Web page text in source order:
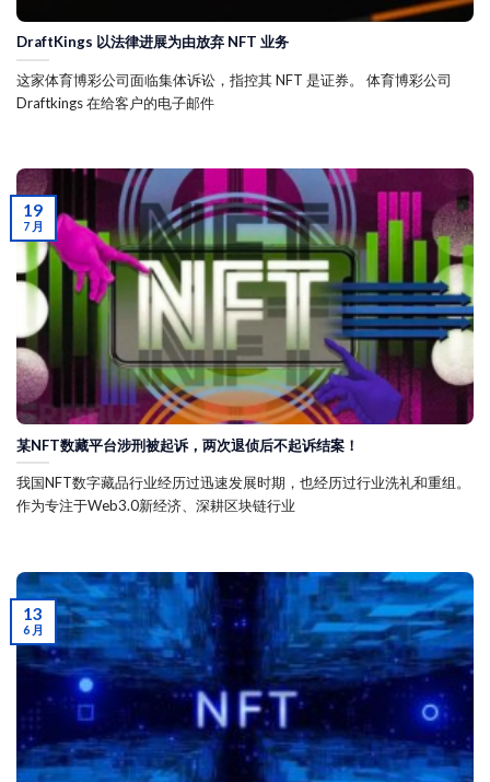
DraftKings 以法律进展为由放弃 NFT 业务
这家体育博彩公司面临集体诉讼，指控其 NFT 是证券。 体育博彩公司
Draftkings 在给客户的电子邮件
某NFT数藏平台涉刑被起诉，两次退侦后不起诉结案！
我国NFT数字藏品行业经历过迅速发展时期，也经历过行业洗礼和重组。
作为专注于Web3.0新经济、深耕区块链行业
19
7 月
13
6 月